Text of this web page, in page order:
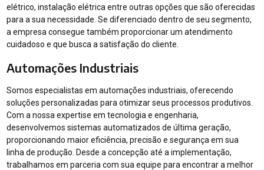
elétrico, instalação elétrica entre outras opções que são oferecidas
para a sua necessidade. Se diferenciado dentro de seu segmento,
a empresa consegue também proporcionar um atendimento
cuidadoso e que busca a satisfação do cliente.
Automações Industriais
Somos especialistas em automações industriais, oferecendo
soluções personalizadas para otimizar seus processos produtivos.
Com a nossa expertise em tecnologia e engenharia,
desenvolvemos sistemas automatizados de última geração,
proporcionando maior eficiência, precisão e segurança em sua
linha de produção. Desde a concepção até a implementação,
trabalhamos em parceria com sua equipe para encontrar a melhor